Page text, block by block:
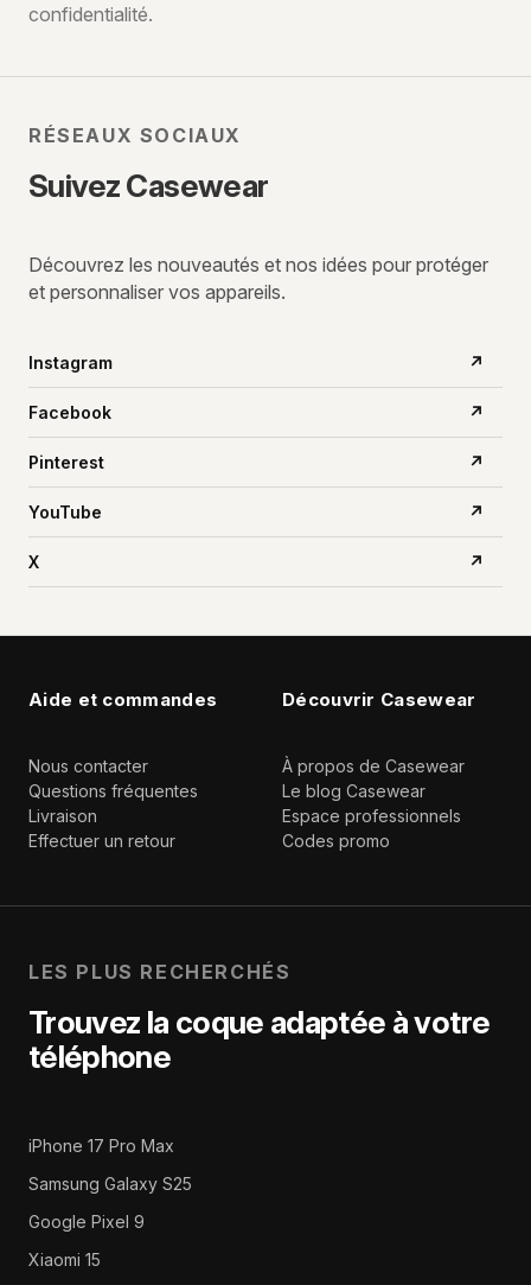
mail
confidentialité.
RÉSEAUX SOCIAUX
Suivez Casewear
Découvrez les nouveautés et nos idées pour protéger
et personnaliser vos appareils.
Instagram ↗
Facebook ↗
Pinterest ↗
YouTube ↗
X ↗
Aide et commandes
Nous contacter
Questions fréquentes
Livraison
Effectuer un retour
Découvrir Casewear
À propos de Casewear
Le blog Casewear
Espace professionnels
Codes promo
LES PLUS RECHERCHÉS
Trouvez la coque adaptée à votre
téléphone
iPhone 17 Pro Max
Samsung Galaxy S25
Google Pixel 9
Xiaomi 15